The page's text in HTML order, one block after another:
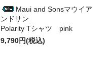
Maui and Sonsマウイア
ンドサン
Polarity Tシャツ pink
9,790円(税込)